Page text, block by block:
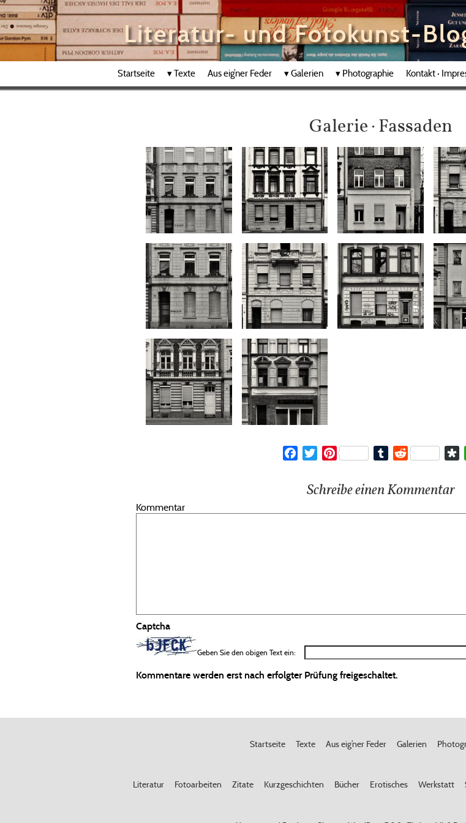
Literatur- und Fotokunst-
Startseite ▾Texte Aus eig’ner Feder ▾Galerien ▾ Photographie Kontakt ·
Galerie · Fassaden
Facebook
TwitterPinterest TumblrReddit
Schreibe einen Kommentar
Kommentar
Captcha
Geben Sie den obigen Text ein:
Kommentare werden erst nach erfolgter Prüfung freigeschaltet.
Startseite Texte Aus eig’ner Feder Galerien
Literatur Fotoarbeiten Zitate Kurzgeschichten Bücher Erotisches Werkstatt